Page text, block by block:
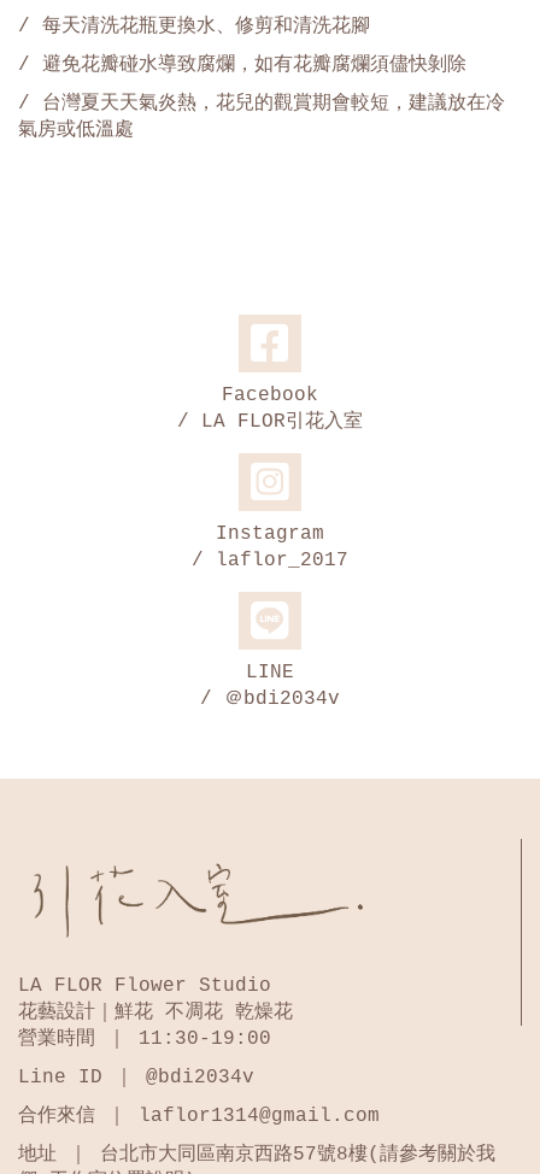
/ 每天清洗花瓶更換水、修剪和清洗花腳
/ 避免花瓣碰水導致腐爛，如有花瓣腐爛須儘快剝除
/ 台灣夏天天氣炎熱，花兒的觀賞期會較短，建議放在冷
氣房或低溫處
Facebook
/ LA FLOR引花入室
Instagram
/ laflor_2017
LINE
/ ＠bdi2034v
LA FLOR Flower Studio
花藝設計｜鮮花 不凋花 乾燥花
營業時間 ｜ 11:30-19:00
Line ID ｜ @bdi2034v
合作來信 ｜ laflor1314@gmail.com
地址 ｜ 台北市大同區南京西路57號8樓(請參考關於我